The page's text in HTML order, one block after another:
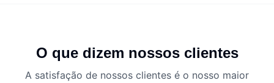
O que dizem nossos clientes
A satisfação de nossos clientes é o nosso maior